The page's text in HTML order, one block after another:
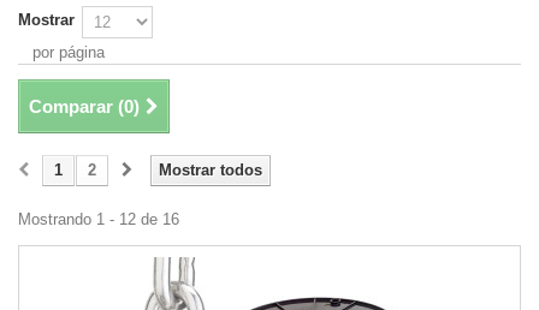
Mostrar
por página
Comparar (0)
Mostrar todos
1 2
Mostrando 1 - 12 de 16